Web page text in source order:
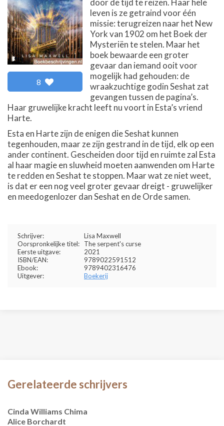
8
door de tijd te reizen. Haar hele
leven is ze getraind voor één
missie: terugreizen naar het New
York van 1902 om het Boek der
Mysteriën te stelen. Maar het
boek bewaarde een groter
gevaar dan iemand ooit voor
mogelijk had gehouden: de
wraakzuchtige godin Seshat zat
gevangen tussen de pagina’s.
Haar gruwelijke kracht leeft nu voort in Esta’s vriend
Harte.
Esta en Harte zijn de enigen die Seshat kunnen
tegenhouden, maar ze zijn gestrand in de tijd, elk op een
ander continent. Gescheiden door tijd en ruimte zal Esta
al haar magie en sluwheid moeten aanwenden om Harte
te redden en Seshat te stoppen. Maar wat ze niet weet,
is dat er een nog veel groter gevaar dreigt - gruwelijker
en meedogenlozer dan Seshat en de Orde samen.
Schrijver:
Lisa Maxwell
Oorspronkelijke titel:
The serpent's curse
Eerste uitgave:
2021
ISBN/EAN:
9789022591512
Ebook:
9789402316476
Uitgever:
Boekerij
Gerelateerde schrijvers
Cinda Williams Chima
Alice Borchardt